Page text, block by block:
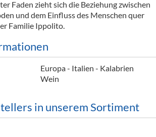
Hygieneartikel & Desinfektion
Faden zieht sich die Beziehung zwischen
und dem Einfluss des Menschen quer
Familie Ippolito.
Europa - Italien - Kalabrien
Wein
in unserem Sortiment